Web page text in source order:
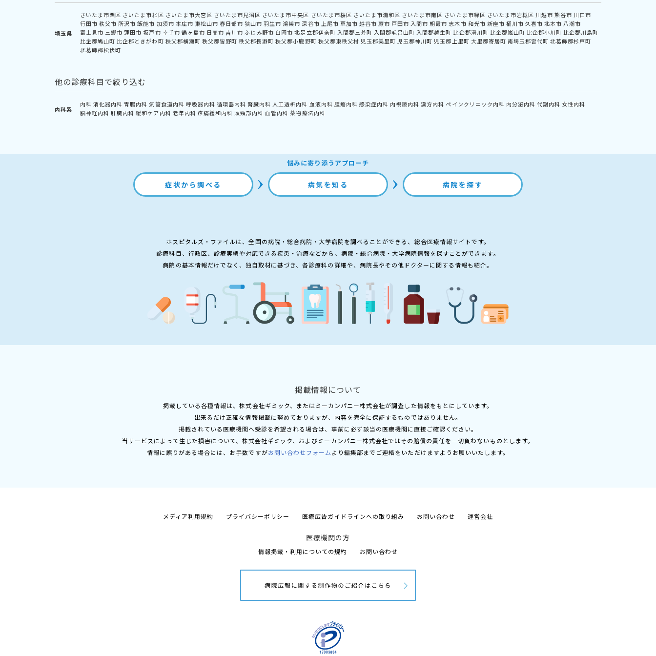
埼玉県
さいたま市西区 さいたま市北区 さいたま市大宮区 さいたま市見沼区 さいたま市中央区 さいたま市桜区 さいたま市浦和区 さいたま市南区 さいたま市緑区 さいたま市岩槻区 川越市 熊谷市 川口市
行田市 秩父市 所沢市 飯能市 加須市 本庄市 東松山市 春日部市 狭山市 羽生市 鴻巣市 深谷市 上尾市 草加市 越谷市 蕨市 戸田市 入間市 朝霞市 志木市 和光市 新座市 桶川市 久喜市 北本市 八潮市
富士見市 三郷市 蓮田市 坂戸市 幸手市 鶴ヶ島市 日高市 吉川市 ふじみ野市 白岡市 北足立郡伊奈町 入間郡三芳町 入間郡毛呂山町 入間郡越生町 比企郡滑川町 比企郡嵐山町 比企郡小川町 比企郡川島町
比企郡鳩山町 比企郡ときがわ町 秩父郡横瀬町 秩父郡皆野町 秩父郡長瀞町 秩父郡小鹿野町 秩父郡東秩父村 児玉郡美里町 児玉郡神川町 児玉郡上里町 大里郡寄居町 南埼玉郡宮代町 北葛飾郡杉戸町
北葛飾郡松伏町
他の診療科目で絞り込む
内科系
内科 消化器内科 胃腸内科 気管食道内科 呼吸器内科 循環器内科 腎臓内科 人工透析内科 血液内科 腫瘍内科 感染症内科 内視鏡内科 漢方内科 ペインクリニック内科 内分泌内科 代謝内科 女性内科
脳神経内科 肝臓内科 緩和ケア内科 老年内科 疼痛緩和内科 頭頸部内科 血管内科 薬物療法内科
悩みに寄り添うアプローチ
症状から調べる 病気を知る 病院を探す
ホスピタルズ・ファイルは、全国の病院・総合病院・大学病院を調べることができる、総合医療情報サイトです。
診療科目、行政区、診療実績や対応できる疾患・治療などから、病院・総合病院・大学病院情報を探すことができます。
病院の基本情報だけでなく、独自取材に基づき、各診療科の詳細や、病院長やその他ドクターに関する情報も紹介。
掲載情報について
掲載している各種情報は、株式会社ギミック、またはミーカンパニー株式会社が調査した情報をもとにしています。
出来るだけ正確な情報掲載に努めておりますが、内容を完全に保証するものではありません。
掲載されている医療機関へ受診を希望される場合は、事前に必ず該当の医療機関に直接ご確認ください。
当サービスによって生じた損害について、株式会社ギミック、およびミーカンパニー株式会社ではその賠償の責任を一切負わないものとします。
情報に誤りがある場合には、お手数ですがお問い合わせフォームより編集部までご連絡をいただけますようお願いいたします。
メディア利用規約 プライバシーポリシー 医療広告ガイドラインへの取り組み お問い合わせ 運営会社
医療機関の方
情報掲載・利用についての規約 お問い合わせ